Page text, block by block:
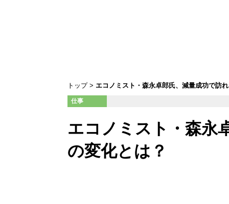
トップ エコノミスト・森永卓郎氏、減量成功で訪
仕事
エコノミスト・森永
の変化とは？